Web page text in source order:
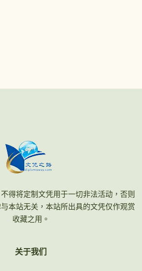
得将定制文凭用于一切非法活动，否则
本站无关，本站所出具的文凭仅作观赏
收藏之用。
关于我们